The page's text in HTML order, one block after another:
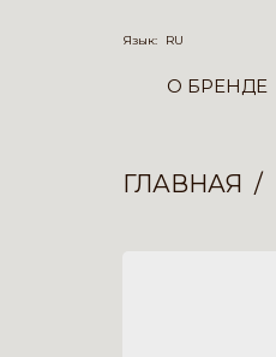
Язык: RU
О БРЕНДЕ
ГЛАВНАЯ